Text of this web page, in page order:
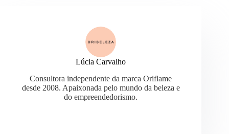
Lúcia Carvalho
Consultora independente da marca Oriflame
desde 2008. Apaixonada pelo mundo da beleza e
do empreendedorismo.